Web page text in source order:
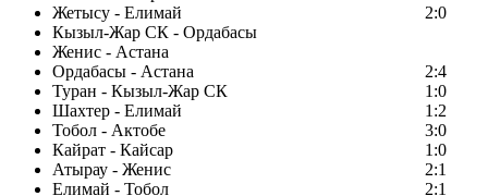
Жетысу - Елимай
2:0
Кызыл-Жар СК - Ордабасы
Женис - Астана
Ордабасы - Астана
2:4
Туран - Кызыл-Жар СК
1:0
Шахтер - Елимай
1:2
Тобол - Актобе
3:0
Кайрат - Кайсар
1:0
Атырау - Женис
2:1
Елимай - Тобол
2:1